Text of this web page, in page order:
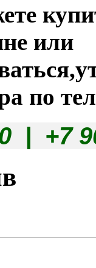
или
по
| +7